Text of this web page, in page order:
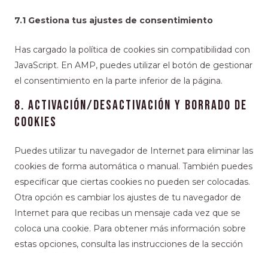
7.1 Gestiona tus ajustes de consentimiento
Has cargado la política de cookies sin compatibilidad con
JavaScript. En AMP, puedes utilizar el botón de gestionar
el consentimiento en la parte inferior de la página.
8. Activación/desactivación y borrado de
cookies
Puedes utilizar tu navegador de Internet para eliminar las
cookies de forma automática o manual. También puedes
especificar que ciertas cookies no pueden ser colocadas.
Otra opción es cambiar los ajustes de tu navegador de
Internet para que recibas un mensaje cada vez que se
coloca una cookie. Para obtener más información sobre
estas opciones, consulta las instrucciones de la sección